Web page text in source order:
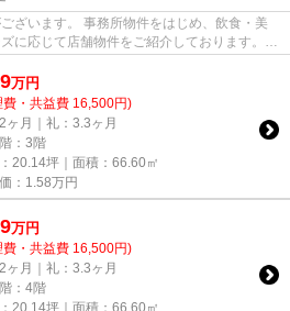
ざいます。 事務所物件をはじめ、飲食・美
に応じて店舗物件をご紹介しております。
万円
費・共益費 16,500円)
ヶ月｜礼：3.3ヶ月
：3階
20.14坪｜面積：66.60㎡
： 1.58万円
万円
費・共益費 16,500円)
ヶ月｜礼：3.3ヶ月
：4階
20.14坪｜面積：66.60㎡